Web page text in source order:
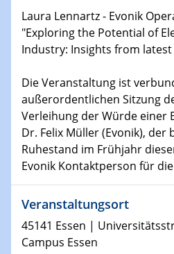
Kolloquium CRC 1242
23.01.2024
24.01.2024
Bewerbungsvorrtag
Technische Chemie –
Chemie für die
Bewerbungsvorrtag
Technische Chemie –
Chemie für die
Laura Lennartz - Evonik
"Exploring the Potential of
Industry: Insights from
Die Veranstaltung ist
außerordentlichen Sitzung
Verleihung der Würde einer
Dr. Felix Müller (Evonik), der
Ruhestand im Frühjahr
Evonik Kontaktperson für
Veranstaltungsort
45141 Essen |
Campus Essen